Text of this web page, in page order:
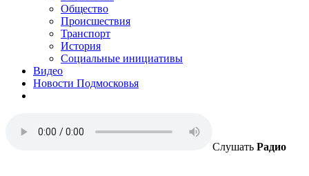
Общество
Происшествия
Транспорт
История
Социальные инициативы
Видео
Новости Подмосковья
Слушать Радио